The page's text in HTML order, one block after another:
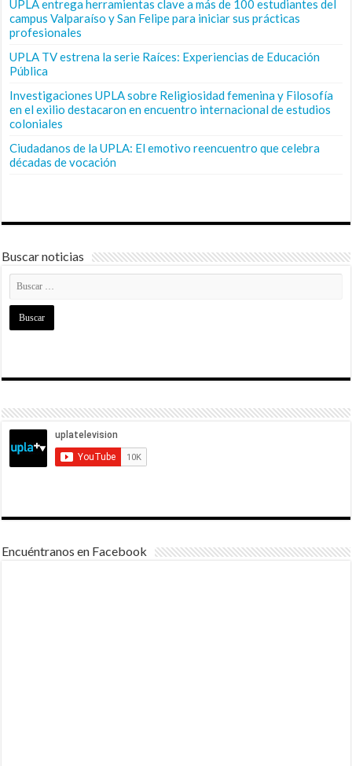
UPLA entrega herramientas clave a más de 100 estudiantes del
campus Valparaíso y San Felipe para iniciar sus prácticas
profesionales
UPLA TV estrena la serie Raíces: Experiencias de Educación
Pública
Investigaciones UPLA sobre Religiosidad femenina y Filosofía
en el exilio destacaron en encuentro internacional de estudios
coloniales
Ciudadanos de la UPLA: El emotivo reencuentro que celebra
décadas de vocación
Buscar noticias
Encuéntranos en Facebook